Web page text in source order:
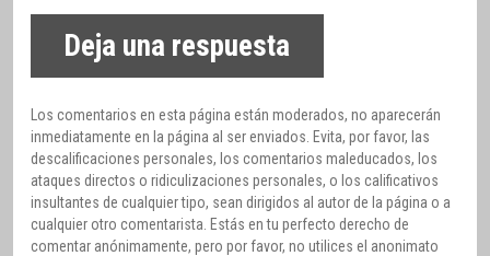
Deja una respuesta
Los comentarios en esta página están moderados, no aparecerán
inmediatamente en la página al ser enviados. Evita, por favor, las
descalificaciones personales, los comentarios maleducados, los
ataques directos o ridiculizaciones personales, o los calificativos
insultantes de cualquier tipo, sean dirigidos al autor de la página o a
cualquier otro comentarista. Estás en tu perfecto derecho de
comentar anónimamente, pero por favor, no utilices el anonimato